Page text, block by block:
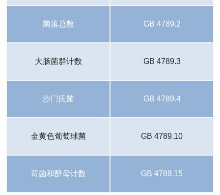
菌落总数 GB 4789.2
大肠菌群计数 GB 4789.3
沙门氏菌 GB 4789.4
金黄色葡萄球菌 GB 4789.10
霉菌和酵母计数 GB 4789.15